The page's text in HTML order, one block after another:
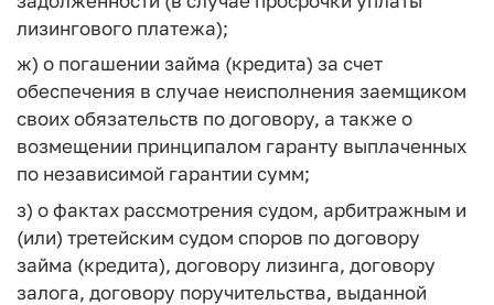
лизингового платежа);
ж) о погашении займа (кредита) за счет
обеспечения в случае неисполнения заемщиком
своих обязательств по договору, а также о
возмещении принципалом гаранту выплаченных
по независимой гарантии сумм;
з) о фактах рассмотрения судом, арбитражным и
(или) третейским судом споров по договору
займа (кредита), договору лизинга, договору
залога, договору поручительства, выданной